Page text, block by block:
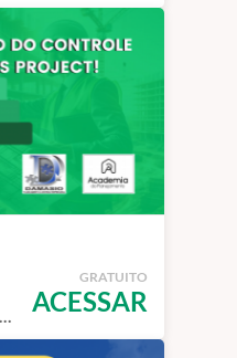
GRATUITO
ACESSAR